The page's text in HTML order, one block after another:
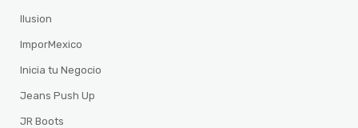
Ilusion
ImporMexico
Inicia tu Negocio
Jeans Push Up
JR Boots